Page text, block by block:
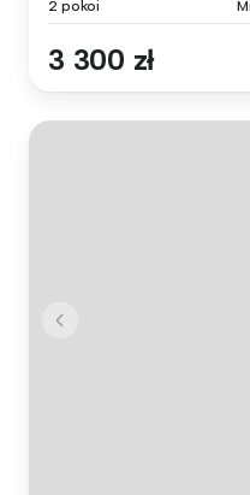
2 pokoi
3 300 zł